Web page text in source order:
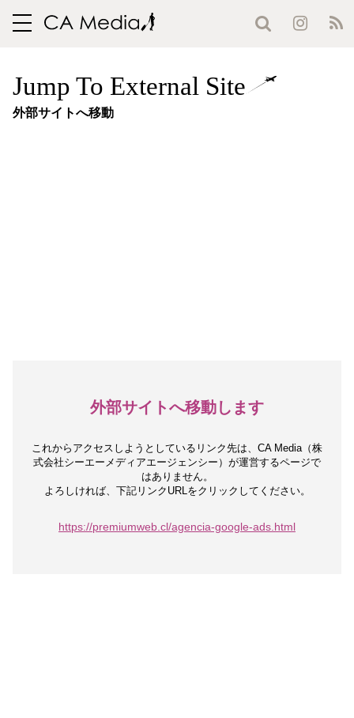
toggle
Jump To External Site
外部サイトへ移動
外部サイトへ移動します
これからアクセスしようとしているリンク先は、 CA Media（株
式会社シーエーメディアエージェンシー）が運営するページで
はありません。
よろしければ、下記リンクURLをクリックしてください。
https://premiumweb.cl/agencia-google-ads.html